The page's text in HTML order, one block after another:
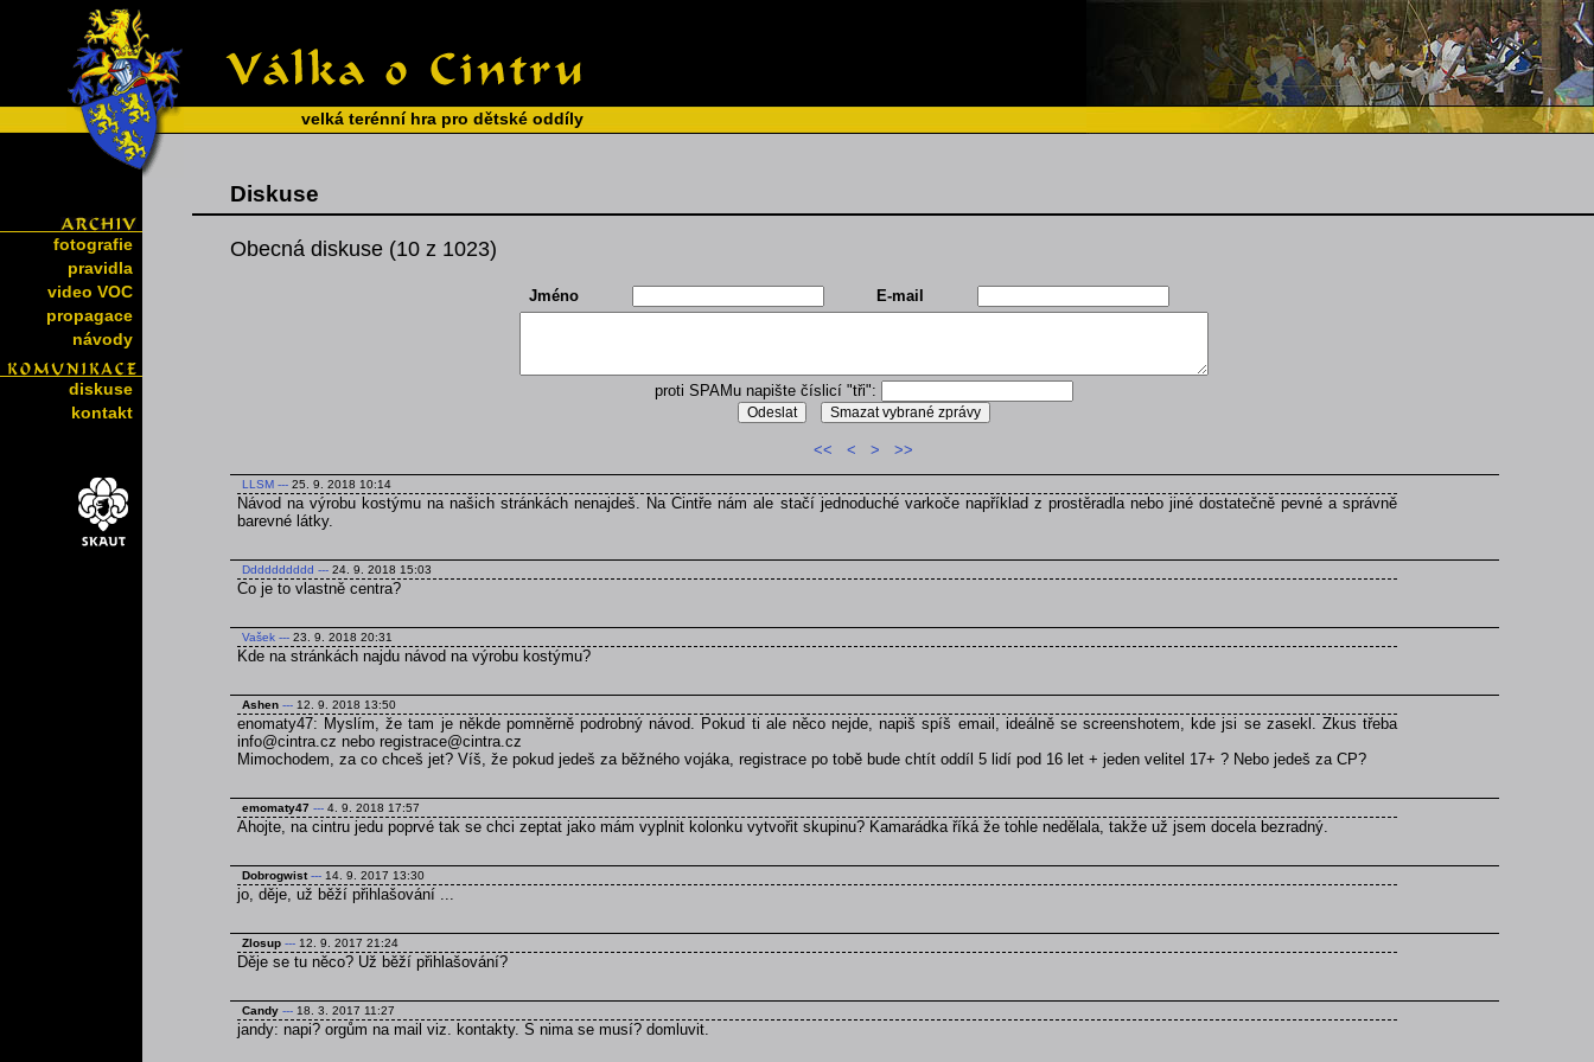
velká terénní hra pro dětské oddíly
fotografie
pravidla
video VOC
propagace
návody
diskuse
kontakt
Diskuse
Obecná diskuse (10 z 1023)
Jméno E-mail
proti SPAMu napište číslicí "tři":
<< < > >>
LLSM --- 25. 9. 2018 10:14
Návod na výrobu kostýmu na našich stránkách nenajdeš. Na Cintře nám ale stačí jednoduché varkoče například z prostěradla nebo jiné dostatečně pevné a správně
barevné látky.
Dddddddddd --- 24. 9. 2018 15:03
Co je to vlastně centra?
Vašek --- 23. 9. 2018 20:31
Kde na stránkách najdu návod na výrobu kostýmu?
Ashen --- 12. 9. 2018 13:50
enomaty47: Myslím, že tam je někde pomněrně podrobný návod. Pokud ti ale něco nejde, napiš spíš email, ideálně se screenshotem, kde jsi se zasekl. Zkus třeba
info@cintra.cz nebo registrace@cintra.cz
Mimochodem, za co chceš jet? Víš, že pokud jedeš za běžného vojáka, registrace po tobě bude chtít oddíl 5 lidí pod 16 let + jeden velitel 17+ ? Nebo jedeš za CP?
emomaty47 --- 4. 9. 2018 17:57
Ahojte, na cintru jedu poprvé tak se chci zeptat jako mám vyplnit kolonku vytvořit skupinu? Kamarádka říká že tohle nedělala, takže už jsem docela bezradný.
Dobrogwist --- 14. 9. 2017 13:30
jo, děje, už běží přihlašování ...
Zlosup --- 12. 9. 2017 21:24
Děje se tu něco? Už běží přihlašování?
Candy --- 18. 3. 2017 11:27
jandy: napi? orgům na mail viz. kontakty. S nima se musí? domluvit.